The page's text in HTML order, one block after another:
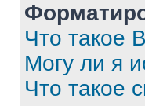
Что такое
Могу ли я
Что такое